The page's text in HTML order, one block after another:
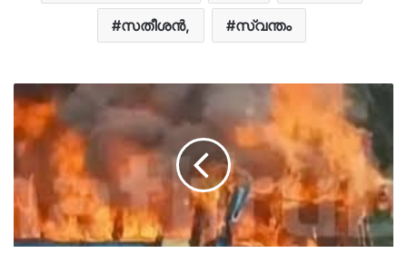
സതീശൻ, സ്വന്തം